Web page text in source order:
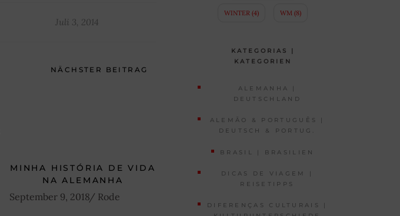
Juli 3, 2014
NÄCHSTER BEITRAG
MINHA HISTÓRIA DE VIDA
NA ALEMANHA
September 9, 2018 Rode
WINTER (4) WM (8)
KATEGORIAS |
KATEGORIEN
ALEMANHA |
DEUTSCHLAND
ALEMÃO & PORTUGUÊS |
DEUTSCH & PORTUG.
BRASIL | BRASILIEN
DICAS DE VIAGEM |
REISETIPPS
DIFERENÇAS CULTURAIS |